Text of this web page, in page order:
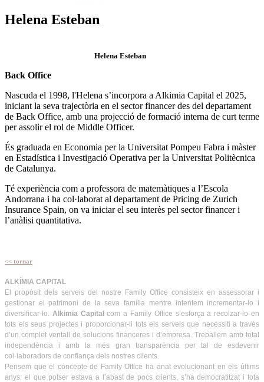
Helena Esteban
Helena Esteban
Back Office
Nascuda el 1998, l'Helena s’incorpora a Alkimia Capital el 2025,
iniciant la seva trajectòria en el sector financer des del departament
de Back Office, amb una projecció de formació interna de curt terme
per assolir el rol de Middle Officer.
És graduada en Economia per la Universitat Pompeu Fabra i màster
en Estadística i Investigació Operativa per la Universitat Politècnica
de Catalunya.
Té experiència com a professora de matemàtiques a l’Escola
Andorrana i ha col·laborat al departament de Pricing de Zurich
Insurance Spain, on va iniciar el seu interès pel sector financer i
l’anàlisi quantitativa.
<< tornar
ALKÍMIA CAPITAL
El propòsit dels serveis del nostre Family Office consisteix en assessorar i
gestionar el patrimoni de la seva família mentre intentem incrementar-lo i
diversificar-lo. Alkimia Capitalcom a Family Office s’esforça a recolzar-lo en
tots els seus projectes i proporcionar-li tots els serveis que necessiti a través
d’un complet ventall de solucions financeres i d’empresa. Treballem amb total
independència i amb la més gran transparència per tal de esdevenir
col·laboradors de confiança dels nostres clients.
Pensem que el concepte de Family Office ha anat evolucionant en els últims
anys; el que potser estava a l’abast de pocs clients, s’ha democratitzat i tota